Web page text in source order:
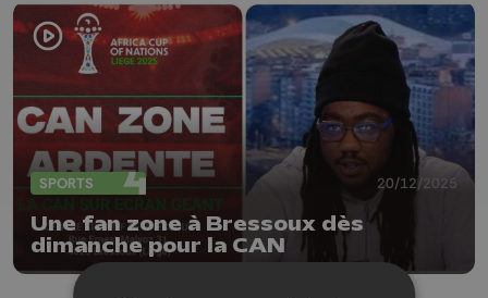
SPORTS 20/12/2025
Une fan zone à Bressoux dès
dimanche pour la CAN